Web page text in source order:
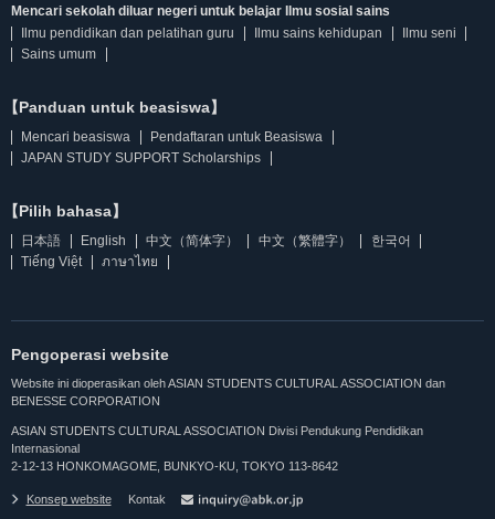
Mencari sekolah diluar negeri untuk belajar Ilmu sosial sains
Ilmu pendidikan dan pelatihan guru
Ilmu sains kehidupan
Ilmu seni
Sains umum
【Panduan untuk beasiswa】
Mencari beasiswa
Pendaftaran untuk Beasiswa
JAPAN STUDY SUPPORT Scholarships
【Pilih bahasa】
日本語 English 中文（简体字） 中文（繁體字）
한국어
Tiếng Việt
ภาษาไทย
Pengoperasi website
Website ini dioperasikan oleh ASIAN STUDENTS CULTURAL ASSOCIATION dan
BENESSE CORPORATION
ASIAN STUDENTS CULTURAL ASSOCIATION Divisi Pendukung Pendidikan
Internasional
2-12-13 HONKOMAGOME, BUNKYO-KU, TOKYO 113-8642
Konsep website Kontak